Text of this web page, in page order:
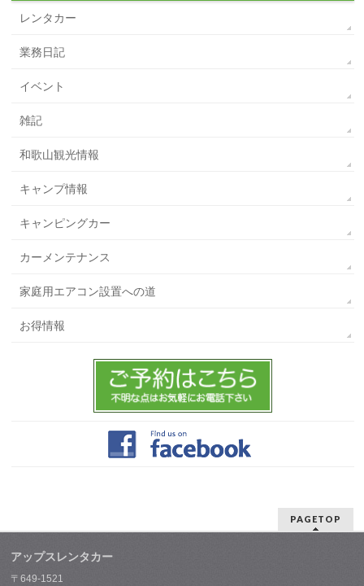
レンタカー
業務日記
イベント
雑記
和歌山観光情報
キャンプ情報
キャンピングカー
カーメンテナンス
家庭用エアコン設置への道
お得情報
PAGETOP
アップスレンタカー
〒649-1521